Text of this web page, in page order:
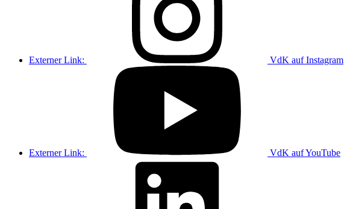
Externer Link: VdK auf Instagram
Externer Link: VdK auf YouTube